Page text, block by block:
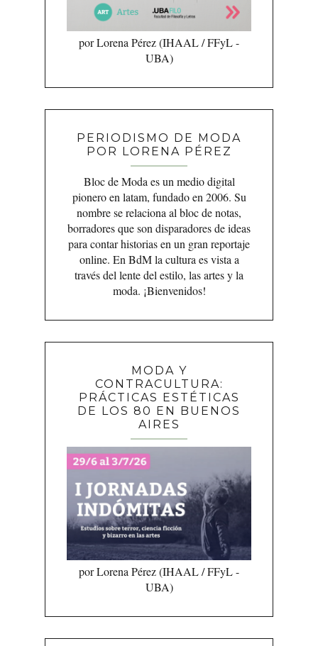
por Lorena Pérez (IHAAL / FFyL -
UBA)
PERIODISMO DE MODA
POR LORENA PÉREZ
Bloc de Moda es un medio digital
pionero en latam, fundado en 2006. Su
nombre se relaciona al bloc de notas,
borradores que son disparadores de ideas
para contar historias en un gran reportaje
online. En BdM la cultura es vista a
través del lente del estilo, las artes y la
moda. ¡Bienvenidos!
MODA Y
CONTRACULTURA:
PRÁCTICAS ESTÉTICAS
DE LOS 80 EN BUENOS
AIRES
por Lorena Pérez (IHAAL / FFyL -
UBA)